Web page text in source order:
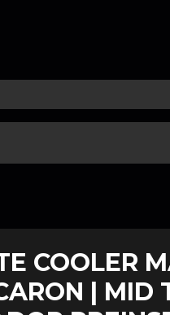
COOLER
| MID